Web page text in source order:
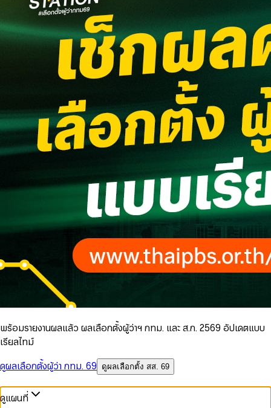
พร้อมรายงานผลแล้ว ผลเลือกตั้งผู้ว่าฯ กทม. และ ส.ก. 2569 อัปเดตแบบ
เรียลไทม์
ดูผลเลือกตั้งผู้ว่า กทม. 69
ดูผลเลือกตั้ง สส. 69
ดูแผนที่